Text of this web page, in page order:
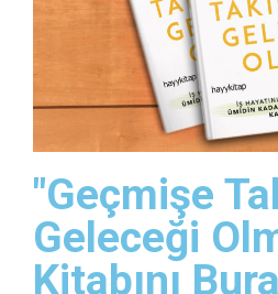
"Geçmişe
Geleceği
Kitabını